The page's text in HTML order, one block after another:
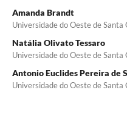
Amanda Brandt
Universidade do Oeste de Santa
Natália Olivato Tessaro
Universidade do Oeste de Santa
Antonio Euclides Pereira de
Universidade do Oeste de Santa